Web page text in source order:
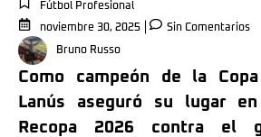
Fútbol Profesional
noviembre 30, 2025
Sin Comentarios
Bruno Russo
Como campeón de la Copa
Lanús aseguró su lugar en
Recopa 2026 contra el